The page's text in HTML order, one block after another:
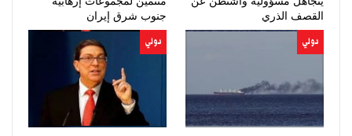
القصف الذري
جنوب شرق إيران
دولي دولي